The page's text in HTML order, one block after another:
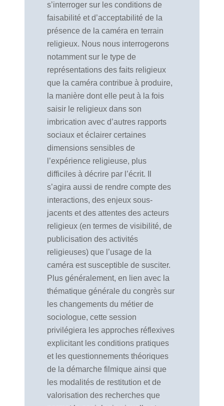
s’interroger sur les conditions de
faisabilité et d’acceptabilité de la
présence de la caméra en terrain
religieux. Nous nous interrogerons
notamment sur le type de
représentations des faits religieux
que la caméra contribue à produire,
la manière dont elle peut à la fois
saisir le religieux dans son
imbrication avec d’autres rapports
sociaux et éclairer certaines
dimensions sensibles de
l’expérience religieuse, plus
difficiles à décrire par l’écrit. Il
s’agira aussi de rendre compte des
interactions, des enjeux sous-
jacents et des attentes des acteurs
religieux (en termes de visibilité, de
publicisation des activités
religieuses) que l’usage de la
caméra est susceptible de susciter.
Plus généralement, en lien avec la
thématique générale du congrès sur
les changements du métier de
sociologue, cette session
privilégiera les approches réflexives
explicitant les conditions pratiques
et les questionnements théoriques
de la démarche filmique ainsi que
les modalités de restitution et de
valorisation des recherches que